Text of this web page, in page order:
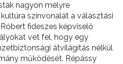
nagyon mélyre
színvonalát a választási
fideszes képviselő
vet fel, hogy egy
átvilágítás nélkül
működését. Répássy